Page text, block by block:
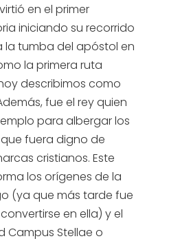
en el primer
iniciando su recorrido
la tumba del apóstol en
la primera ruta
describimos como
fue el rey quien
para albergar los
fuera digno de
cristianos. Este
los orígenes de la
(ya que más tarde fue
en ella) y el
Campus Stellae o